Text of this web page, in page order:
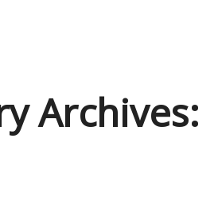
Archives: